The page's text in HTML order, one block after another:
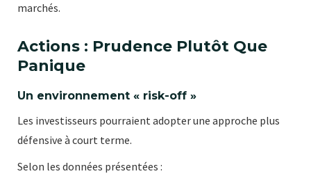
marchés.
Actions : Prudence Plutôt Que
Panique
Un environnement « risk-off »
Les investisseurs pourraient adopter une approche plus
défensive à court terme.
Selon les données présentées :